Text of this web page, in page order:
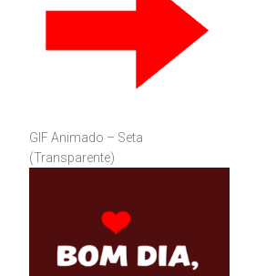
GIF Animado – Seta
(Transparente)